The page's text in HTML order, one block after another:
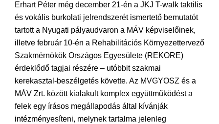
Erhart Péter még december 21-én a JKJ T-walk taktilis
és vokális burkolati jelrendszerét ismertető bemutatót
tartott a Nyugati pályaudvaron a MÁV képviselőinek,
illetve február 10-én a Rehabilitációs Környezettervező
Szakmérnökök Országos Egyesülete (REKORE)
érdeklődő tagjai részére – utóbbit szakmai
kerekasztal-beszélgetés követte. Az MVGYOSZ és a
MÁV Zrt. között kialakult komplex együttműködést a
felek egy írásos megállapodás által kívánják
intézményesíteni, melynek tartalma jelenleg